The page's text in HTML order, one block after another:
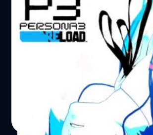
สงครามพร้อมฉากกรีฑาทัพกันมาเยอะ
อะไรที่เผยให้เห็นภาพการสูญเสียและที่
หน่อยกับ 'War Hospital' เกมที่ใช้เซตติง
สงครามโลกครั้งที่ 1 โดยคุณจะได้สวมบท
เวลส์ (Major Henry Wells) แพทย์สน
ได้ถูกเรียกตัวกลับไปดูแลพลทหารที่ได้
พยาบาลสนามใจกลางสงคราม 'War
อย่าง นั่นคือการนำเสนอภาพอันโหดร้า
Atlus เปิดตัวคอลเล็กชันเคส
Gear สำหรับแฟนเกมที่กำลังร
Reload
Atlus ร่วมกับแบรนด์ผลิตภัณฑ์แต่งคอม
iBuyPower ประกาศเปิดตัวเคส PC
พร้อมกับ Gaming Gear ประกอบไปด้ว
และภาพแขวนผนัง โดยทั้งหมดนี้แฟน ๆ
เว็บไซต์ HYTE ได้ตั้งแต่วันนี้เป็นต้นไป
กรณ์รัฐภาส ธนวัตไชยศรี| 982 days ago
Read More